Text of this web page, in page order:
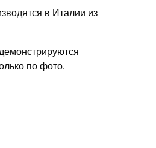
в Италии из
по фото.